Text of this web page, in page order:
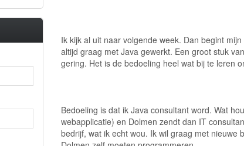
Ik kijk al uit naar volgende week. Dan begint
altijd graag met Java gewerkt. Een groot stuk
gering. Het is de bedoeling heel wat bij te leren
Bedoeling is dat ik Java consultant word. Wat
webapplicatie) en Dolmen zendt dan IT
bedrijf, wat ik echt wou. Ik wil graag met nieuwe